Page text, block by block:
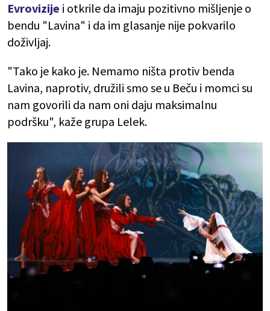
Evrovizije i otkrile da imaju pozitivno mišljenje o
bendu "Lavina" i da im glasanje nije pokvarilo
doživljaj.
"Tako je kako je. Nemamo ništa protiv benda
Lavina, naprotiv, družili smo se u Beču i momci su
nam govorili da nam oni daju maksimalnu
podršku", kaže grupa Lelek.